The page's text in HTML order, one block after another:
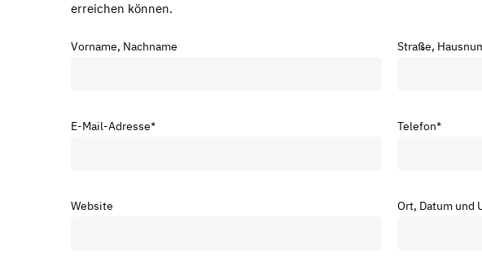
erreichen können.
Vorname, Nachname Straße,
E-Mail-Adresse* Telefon*
Website Ort, Datum und